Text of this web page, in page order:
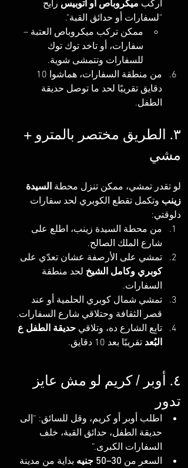
اركب ميكروباص أو أتوبيس رايح
"لسفارات أو حدائق القبة".
ممكن تركب ميكروباص العتبة –
سفارات، أو تاخد توك توك
للسفارات وتتمشى شوية.
دقايق تقريبًا لحد ما توصل حديقة
الطفل.
۳. الطريق مختصر بالمترو +
مشي
لو تقدر تمشي، ممكن تنزل محطة السيدة
زينب وتكمل تقطع الكوبري لحد سفارات
دلوقتي:
من محطة السيدة زينب، اطلع على
شارع الملك الصالح.
تمشي على الأرصفة عشان تعدّي على
كوبري وكامل الشيخ لحد منطقة
السفارات.
تمشي شمال كوبري الحلمية أو عند
قصر الثقافة وحتلاقي شارع السفارات.
تابِع الشارع ده، وتلاقي حديقة الطفل ع
البُعد تقريبًا بعد 10 دقايق.
٤. أوبر / كريم لو مش عايز
تدور
اطلب أوبر أو كريم، وقل للسائق: “إلى
حديقة الطفل، حدائق القبة، خلف
السفارات الكبرى.”
السعر من 30–50 جنيه
بداية من مدينة